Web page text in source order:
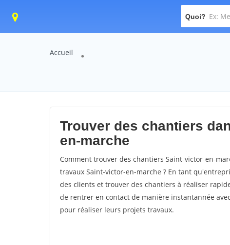
Quoi?
Accueil
Trouver des chantiers
en-marche
Comment trouver des chantiers Saint-victor-en-
travaux Saint-victor-en-marche ? En tant
des clients et trouver des chantiers à réaliser
de rentrer en contact de manière instantannée
pour réaliser leurs projets travaux.